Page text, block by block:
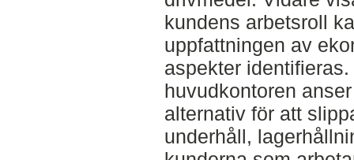
kundens arbetsroll
uppfattningen av
aspekter
huvudkontoren
alternativ för att
underhåll,